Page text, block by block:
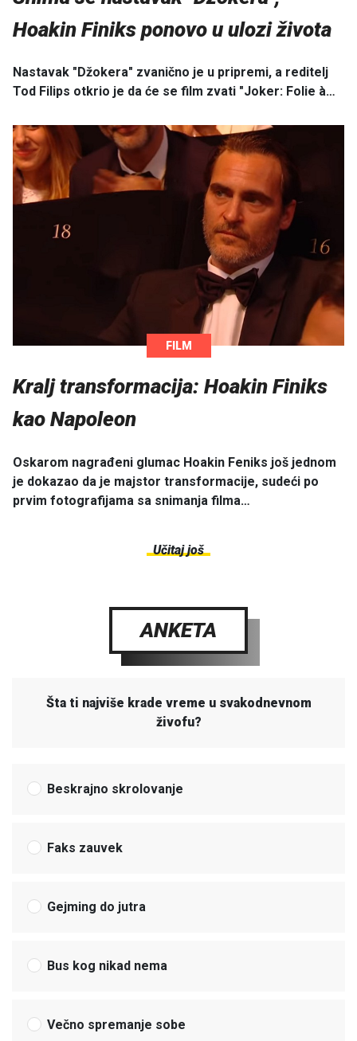
Hoakin Finiks ponovo u ulozi života
Nastavak "Džokera" zvanično je u pripremi, a reditelj
Tod Filips otkrio je da će se film zvati "Joker: Folie à…
FILM
Kralj transformacija: Hoakin Finiks
kao Napoleon
Oskarom nagrađeni glumac Hoakin Feniks još jednom
je dokazao da je majstor transformacije, sudeći po
prvim fotografijama sa snimanja filma…
Učitaj još
ANKETA
Šta ti najviše krade vreme u svakodnevnom
živofu?
Beskrajno skrolovanje
Faks zauvek
Gejming do jutra
Bus kog nikad nema
Večno spremanje sobe